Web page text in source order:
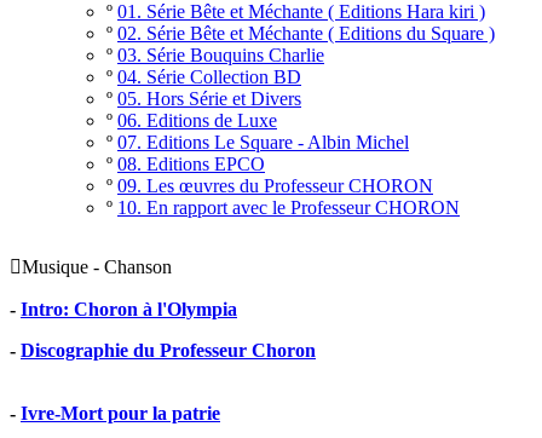
º 01. Série Bête et Méchante ( Editions Hara kiri )
º 02. Série Bête et Méchante ( Editions du Square )
º 03. Série Bouquins Charlie
º 04. Série Collection BD
º 05. Hors Série et Divers
º 06. Editions de Luxe
º 07. Editions Le Square - Albin Michel
º 08. Editions EPCO
º 09. Les œuvres du Professeur CHORON
º 10. En rapport avec le Professeur CHORON
Musique - Chanson
- Intro: Choron à l'Olympia
- Discographie du Professeur Choron
- Ivre-Mort pour la patrie